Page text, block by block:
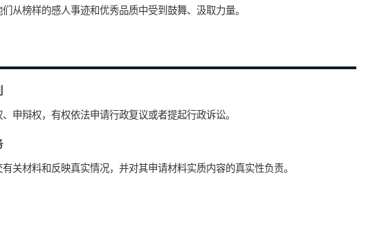
从榜样的感人事迹和优秀品质中受到鼓舞、汲取力量。
申辩权，有权依法申请行政复议或者提起行政诉讼。
关材料和反映真实情况，并对其申请材料实质内容的真实性负责。